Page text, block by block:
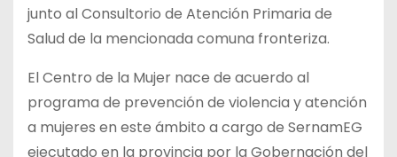
junto al Consultorio de Atención Primaria de
Salud de la mencionada comuna fronteriza.
El Centro de la Mujer nace de acuerdo al
programa de prevención de violencia y atención
a mujeres en este ámbito a cargo de SernamEG
ejecutado en la provincia por la Gobernación del